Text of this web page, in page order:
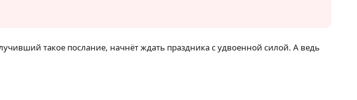
такое послание, начнёт ждать праздника с удвоенной силой. А ведь